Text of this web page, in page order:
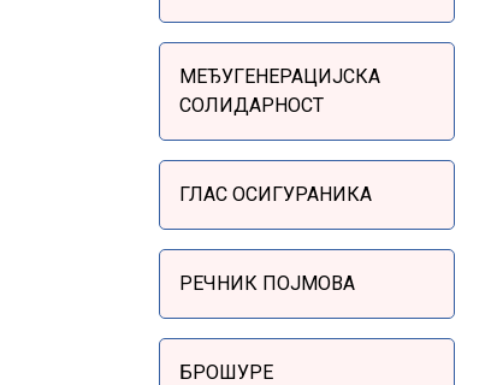
МЕЂУГЕНЕРАЦИЈСКА
СОЛИДАРНОСТ
ГЛАС ОСИГУРАНИКА
РЕЧНИК ПОЈМОВА
БРОШУРЕ